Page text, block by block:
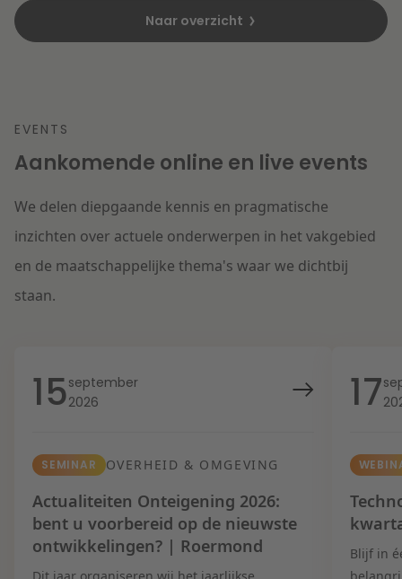
Naar overzicht
EVENTS
Aankomende online en live events
We delen diepgaande kennis en pragmatische
inzichten over actuele onderwerpen in het vakgebied
en de maatschappelijke thema's waar we dichtbij
staan.
15september
2026
SEMINAR OVERHEID & OMGEVING
Actualiteiten Onteigening 2026:
bent u voorbereid op de nieuwste
ontwikkelingen? | Roermond
17
Blijf in